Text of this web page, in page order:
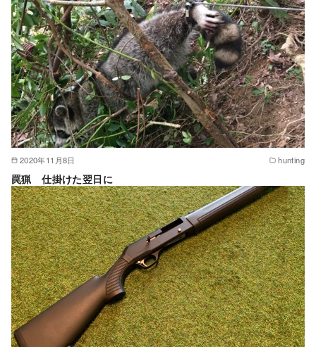
2020年11月8日 hunting
罠猟 仕掛けた翌日に